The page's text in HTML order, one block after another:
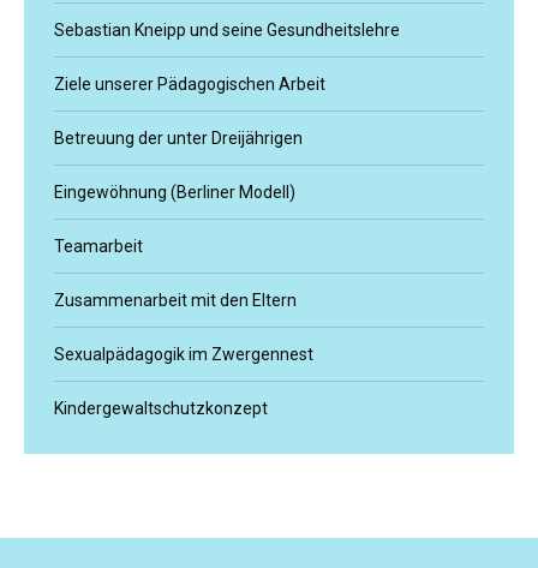
Sebastian Kneipp und seine Gesundheitslehre
Ziele unserer Pädagogischen Arbeit
Betreuung der unter Dreijährigen
Eingewöhnung (Berliner Modell)
Teamarbeit
Zusammenarbeit mit den Eltern
Sexualpädagogik im Zwergennest
Kindergewaltschutzkonzept